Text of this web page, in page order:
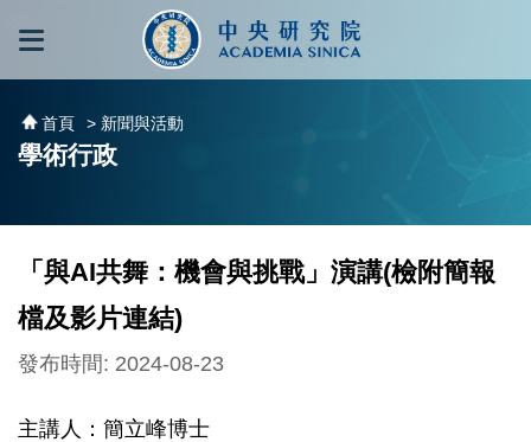
跳到主要內容區塊
首頁 > 新聞與活動
學術行政
「與AI共舞：機會與挑戰」演講(檢附簡報
檔及影片連結)
發布時間: 2024-08-23
主講人：簡立峰博士